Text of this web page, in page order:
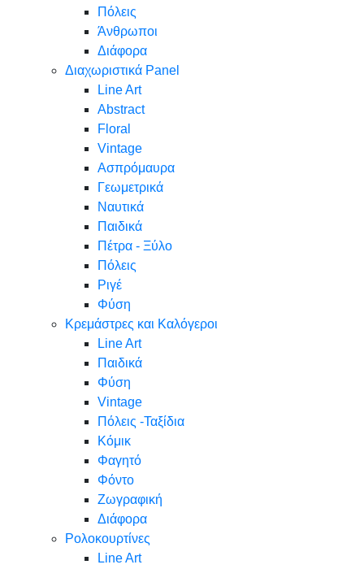
Πόλεις
Άνθρωποι
Διάφορα
Διαχωριστικά Panel
Line Art
Abstract
Floral
Vintage
Ασπρόμαυρα
Γεωμετρικά
Ναυτικά
Παιδικά
Πέτρα - Ξύλο
Πόλεις
Ριγέ
Φύση
Κρεμάστρες και Καλόγεροι
Line Art
Παιδικά
Φύση
Vintage
Πόλεις -Ταξίδια
Κόμικ
Φαγητό
Φόντο
Ζωγραφική
Διάφορα
Ρολοκουρτίνες
Line Art